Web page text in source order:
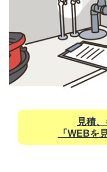
見積
「WEBを